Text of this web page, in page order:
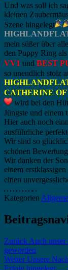
Und was soll ich
kleinen
Szene hingelegt
mein süßer über
den Puppy Ring
VV1 und BEST
so unendlich stolz
CATHERINE OF
wird bei den
Jüngste und einem
Hier auch noch
ausführliche
Wir sind so
schönen
Wir danken der
einem
einen
Kategorien
Zurück Auch
geworden
Weiter Unsere
Erfolg hingelegt …